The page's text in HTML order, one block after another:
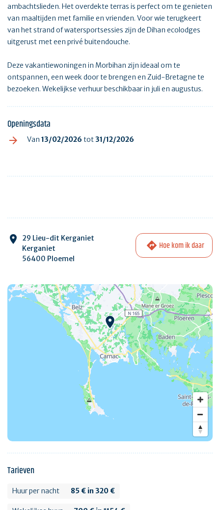
ambachtslieden. Het overdekte terras is perfect om te genieten
van maaltijden met familie en vrienden. Voor wie terugkeert
van het strand of watersportsessies zijn de Dihan ecolodges
uitgerust met een privé buitendouche.
Deze vakantiewoningen in Morbihan zijn ideaal om te
ontspannen, een week door te brengen en Zuid-Bretagne te
bezoeken. Wekelijkse verhuur beschikbaar in juli en augustus.
Openingsdata
Van 13/02/2026 tot31/12/2026
29 Lieu-dit Kerganiet
Kerganiet
56400 Ploemel
Hoe kom ik daar
Tarieven
Huur per nacht 85 € in 320 €